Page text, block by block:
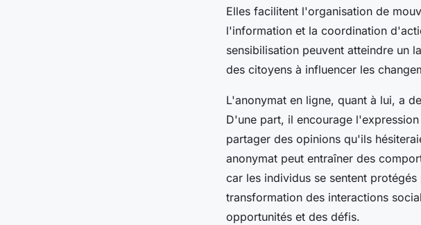
Elles facilitent l'organisation de
l'information et la coordination
sensibilisation peuvent atteindre un
des citoyens à influencer les
L'anonymat en ligne, quant à lui, a
D'une part, il encourage
partager des opinions qu'ils
anonymat peut entraîner des
car les individus se sentent
transformation des interactions
opportunités et des défis.